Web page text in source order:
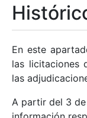
Mostrar/Ocultar
Mostrar/Ocultar
Mostrar/
En este
las licitaciones
las
A partir del 3